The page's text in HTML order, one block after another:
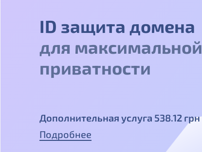
ID защита домена
для максимальной
приватности
Дополнительная услуга 538.12 грн
Подробнее